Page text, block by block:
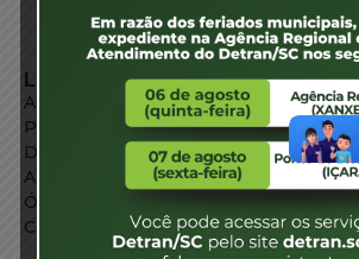
LINKS EXTERNOS
Agência de Notícias
Portal de Serviços
Diário Oficial
Acesso à Informação
Órgãos do Governo
Conheça SC